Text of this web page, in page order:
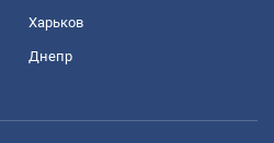
Харьков
Днепр